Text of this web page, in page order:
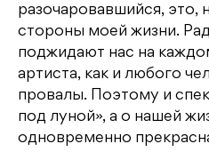
разочаровавшийся, это,
стороны моей жизни.
поджидают нас на
артиста, как и любого
провалы. Поэтому и
под луной», а о нашей
одновременно